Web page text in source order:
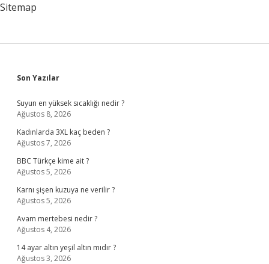
Sitemap
Sidebar
Son Yazılar
Suyun en yüksek sıcaklığı nedir ?
Ağustos 8, 2026
Kadınlarda 3XL kaç beden ?
Ağustos 7, 2026
BBC Türkçe kime ait ?
Ağustos 5, 2026
Karnı şişen kuzuya ne verilir ?
Ağustos 5, 2026
Avam mertebesi nedir ?
Ağustos 4, 2026
14 ayar altın yeşil altın mıdır ?
Ağustos 3, 2026